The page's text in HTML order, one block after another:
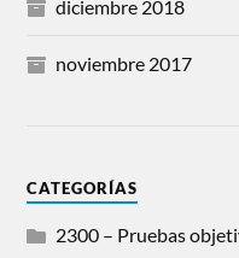
diciembre 2018
noviembre 2017
CATEGORÍAS
2300 – Pruebas